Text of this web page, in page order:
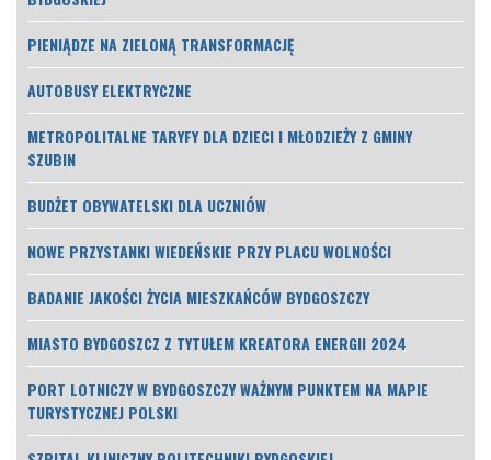
PIENIĄDZE NA ZIELONĄ TRANSFORMACJĘ
AUTOBUSY ELEKTRYCZNE
METROPOLITALNE TARYFY DLA DZIECI I MŁODZIEŻY Z GMINY
SZUBIN
BUDŻET OBYWATELSKI DLA UCZNIÓW
NOWE PRZYSTANKI WIEDEŃSKIE PRZY PLACU WOLNOŚCI
BADANIE JAKOŚCI ŻYCIA MIESZKAŃCÓW BYDGOSZCZY
MIASTO BYDGOSZCZ Z TYTUŁEM KREATORA ENERGII 2024
PORT LOTNICZY W BYDGOSZCZY WAŻNYM PUNKTEM NA MAPIE
TURYSTYCZNEJ POLSKI